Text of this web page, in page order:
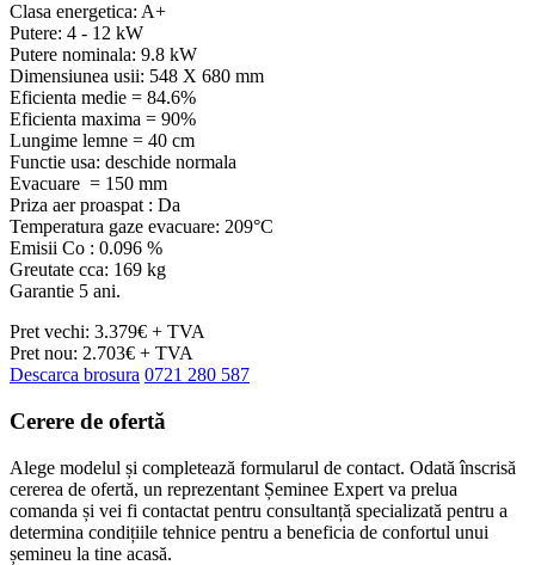
Clasa energetica: A+
Putere: 4 - 12 kW
Putere nominala: 9.8 kW
Dimensiunea usii: 548 X 680 mm
Eficienta medie = 84.6%
Eficienta maxima = 90%
Lungime lemne = 40 cm
Functie usa: deschide normala
Evacuare = 150 mm
Priza aer proaspat : Da
Temperatura gaze evacuare: 209°C
Emisii Co : 0.096 %
Greutate cca: 169 kg
Garantie 5 ani.
Pret vechi: 3.379€ + TVA
Pret nou: 2.703€ + TVA
Descarca brosura 0721 280 587
Cerere de ofertă
Alege modelul și completează formularul de contact. Odată înscrisă
cererea de ofertă, un reprezentant Șeminee Expert va prelua
comanda și vei fi contactat pentru consultanță specializată pentru a
determina condițiile tehnice pentru a beneficia de confortul unui
șemineu la tine acasă.